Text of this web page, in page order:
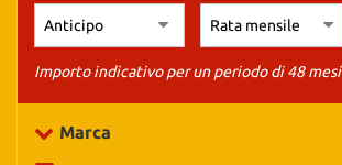
Importo indicativo per un periodo di 48 mesi
Marca
ottenere
maggiori
sull'utilità
funzionamento